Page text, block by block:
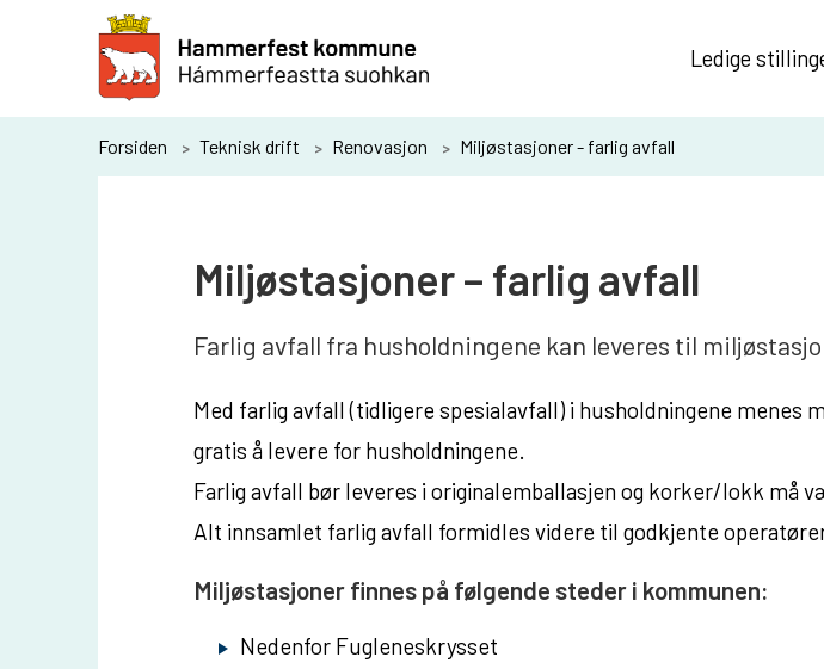
H
a
m
m
e
Ledige
Du
er
Forsiden Teknisk drift Renovasjon Miljøstasjoner - farlig avfall
Miljøstasjoner – farlig avfall
Farlig avfall fra husholdningene kan leveres til
Med farlig avfall (tidligere spesialavfall) i husholdningene
gratis å levere for husholdningene.
Farlig avfall bør leveres i originalemballasjen og korker/lokk må
Alt innsamlet farlig avfall formidles videre til godkjente
Miljøstasjoner finnes på følgende steder i kommunen:
Nedenfor Fugleneskrysset